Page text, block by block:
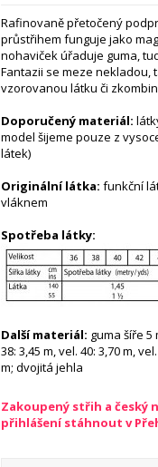
Rafinovaně přetočený
průstřihem funguje jako
nohaviček úřaduje guma,
Fantazii se meze nekladou,
vzorovanou látku či
Doporučený materiál:
model šijeme pouze z
látek)
Originální látka: funkční
vláknem
Spotřeba látky:
Další materiál: guma šíře 5
38: 3,45 m, vel. 40: 3,70 m,
m; dvojitá jehla
Zakoupený střih a český
přihlášení stáhnout v